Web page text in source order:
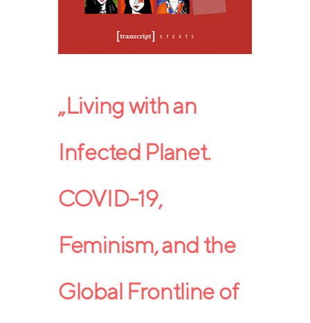
„Living with an
Infected Planet.
COVID-19,
Feminism, and the
Global Frontline of